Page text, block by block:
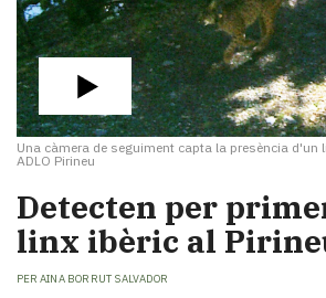
Una càmera de seguiment capta la presència d'un
ADLO Pirineu
Detecten per
linx ibèric al
PER AINA BORRUT SALVADOR